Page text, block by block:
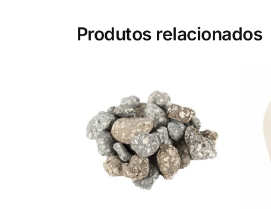
Produtos relacionados